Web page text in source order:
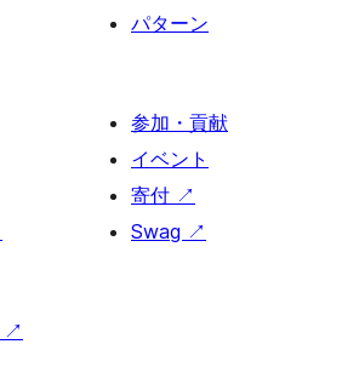
パターン
参加・貢献
イベント
寄付 ↗
Swag ↗
↗